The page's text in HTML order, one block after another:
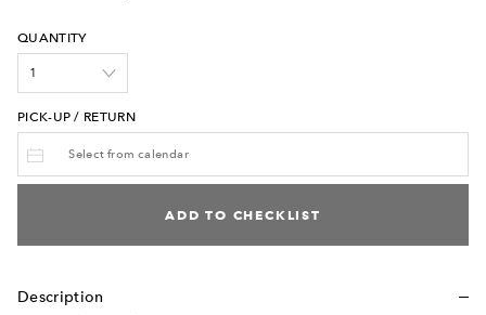
QUANTITY
PICK-UP / RETURN
ADD TO CHECKLIST
Description